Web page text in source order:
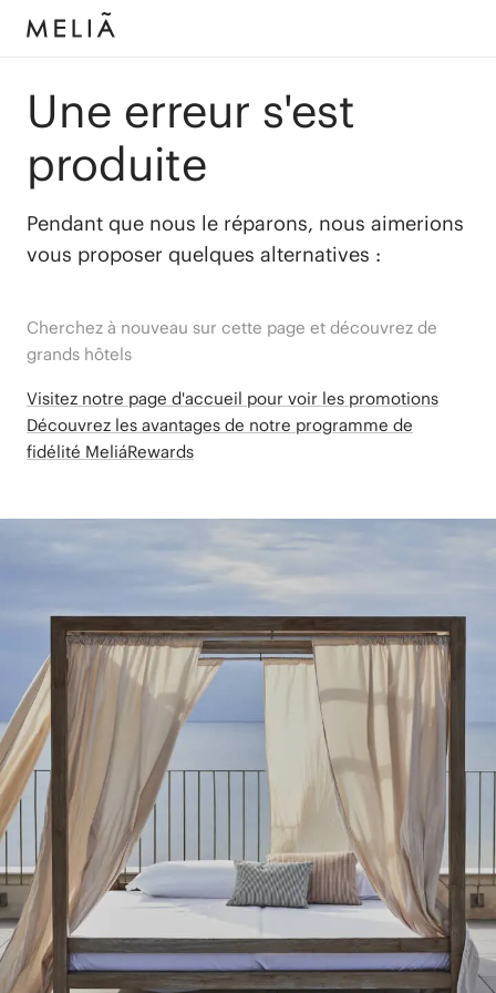
Une erreur s'est
produite
Pendant que nous le réparons, nous aimerions
vous proposer quelques alternatives :
Cherchez à nouveau sur cette page et découvrez de
grands hôtels
Visitez notre page d'accueil pour voir les promotions
Découvrez les avantages de notre programme de
fidélité MeliáRewards